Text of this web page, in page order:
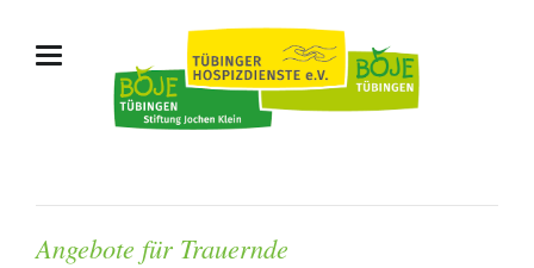
Angebote für Trauernde